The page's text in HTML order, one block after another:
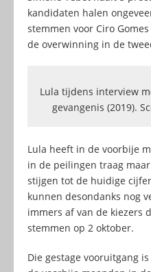
kandidaten halen
stemmen voor Ciro
de overwinning in de
Lula tijdens interview
gevangenis (2019).
Lula heeft in de voorbije
in de peilingen traag
stijgen tot de huidige
kunnen desondanks nog
immers af van de kiezers
stemmen op 2 oktober.
Die gestage vooruitgang